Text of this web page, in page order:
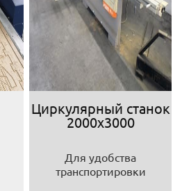
Циркулярный станок
2000х3000
Для удобства
транспортировки